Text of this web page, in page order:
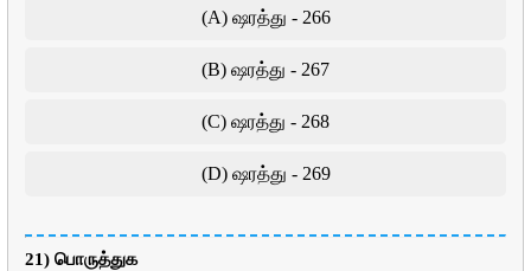
(A) ஷரத்து - 266
(B) ஷரத்து - 267
(C) ஷரத்து - 268
(D) ஷரத்து - 269
21) பொருத்துக